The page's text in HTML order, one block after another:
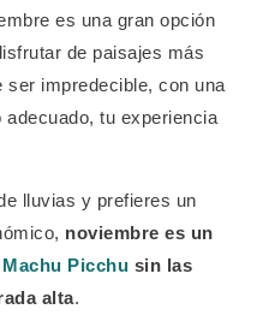
es una gran opción
de paisajes más
ser impredecible, con una
adecuado, tu experiencia
lluvias y prefieres un
noviembre es un
Machu Picchu sin las
alta.